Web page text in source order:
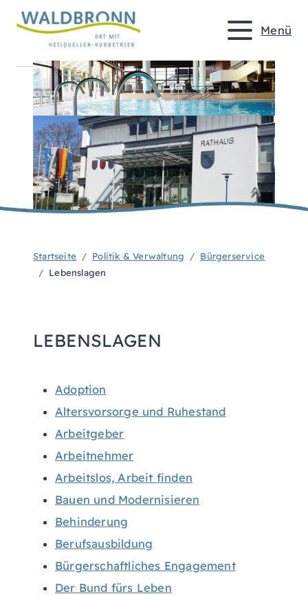
Menü
Startseite Politik & Verwaltung
Bürgerservice
Lebenslagen
LEBENSLAGEN
Adoption
Altersvorsorge und Ruhestand
Arbeitgeber
Arbeitnehmer
Arbeitslos, Arbeit finden
Bauen und Modernisieren
Behinderung
Berufsausbildung
Bürgerschaftliches Engagement
Der Bund fürs Leben